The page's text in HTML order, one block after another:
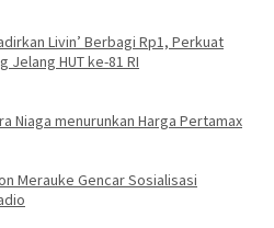
Livin’ Berbagi Rp1, Perkuat
Jelang HUT ke-81 RI
Niaga menurunkan Harga Pertamax
Merauke Gencar Sosialisasi